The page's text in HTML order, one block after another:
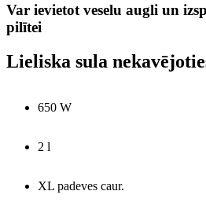
Var ievietot veselu augli un
pilītei
Lieliska sula
650 W
2 l
XL padeves caur.